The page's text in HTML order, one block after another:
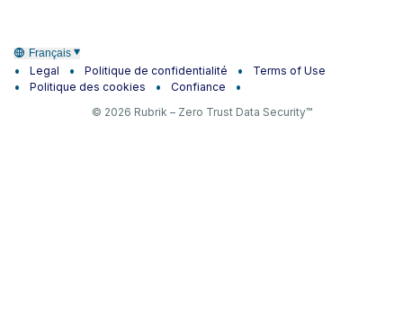
Français
Legal Politique de confidentialité
Terms of Use
Politique des cookies
Confiance
© 2026 Rubrik – Zero Trust Data Security™